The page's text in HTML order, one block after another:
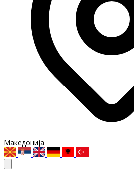
Македонија